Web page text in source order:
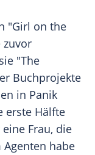
"Girl on the
zuvor
"The
Buchprojekte
in Panik
erste Hälfte
Frau, die
habe